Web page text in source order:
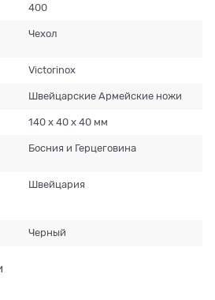
400
Чехол
Victorinox
Швейцарские Армейские ножи
140 х 40 х 40 мм
Босния и Герцеговина
Швейцария
Черный